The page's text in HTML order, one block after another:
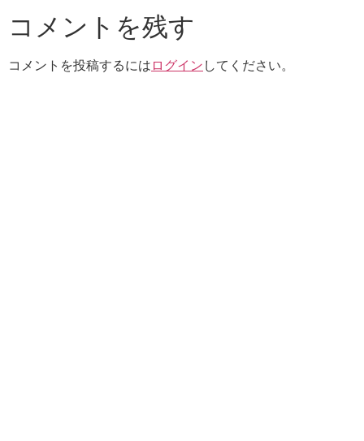
コメントを残す
コメントを投稿するには ログイン してください。